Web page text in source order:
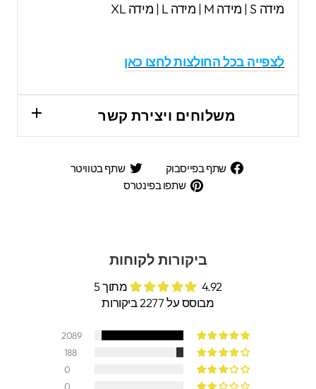
מידה S | מידה M | מידה L | מידה XL
לצפייה בכל החולצות לחצו כאן
משלוחים ויצירת קשר
שתף בפייסבוק
שתף
בפייסבוק
שתף בטוויטר
שתפו בפינטרס
ביקורות לקוחות
4.92 מתוך 5
מבוסס על 2277 ביקורות
2089
188
0
0